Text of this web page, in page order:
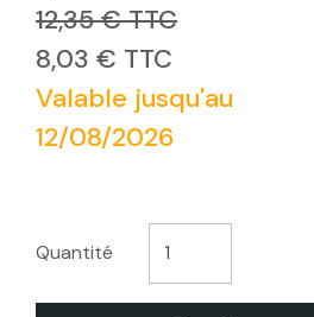
12,35 € TTC
8,03 € TTC
Valable jusqu'au
12/08/2026
Quantité